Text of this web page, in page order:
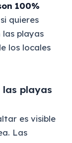
100%
quieres
playas
los locales
las playas
es visible
Las